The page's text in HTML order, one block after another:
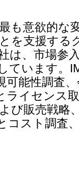
も意欲的な
を支援する
は、市場参
ています。
可能性調査
ライセンス
び販売戦略
コスト調査